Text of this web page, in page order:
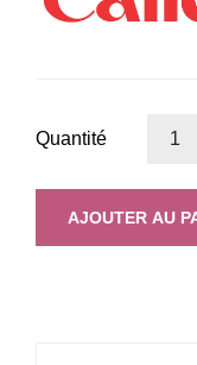
Quantité
AJOUTER AU